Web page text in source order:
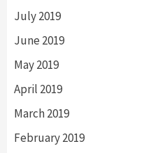
July 2019
June 2019
May 2019
April 2019
March 2019
February 2019